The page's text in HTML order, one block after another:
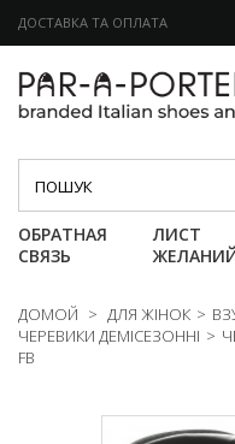
ДОСТАВКА ТА ОПЛАТА
Категории
ОБРАТНАЯ
СВЯЗЬ
ЛИСТ
ДОМОЙ > ДЛЯ ЖІНОК >
ЧЕРЕВИКИ ДЕМІСЕЗОННІ >
FB